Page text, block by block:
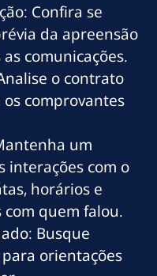
Confira se
da apreensão
comunicações.
o contrato
comprovantes
um
interações com o
horários e
com quem falou.
Busque
orientações